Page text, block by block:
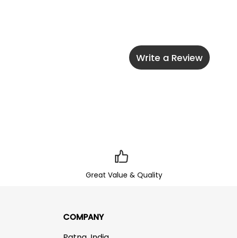
Write a Review
Great Value & Quality
COMPANY